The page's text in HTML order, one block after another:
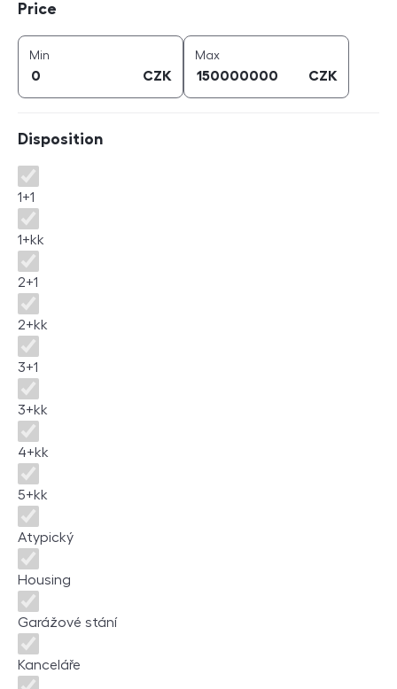
Price
Min
CZK
Maxprice (
CZK
Disposition
Disposition
1+1
1+kk
2+1
2+kk
3+1
3+kk
4+kk
5+kk
Atypický
Housing
Garážové stání
Kanceláře